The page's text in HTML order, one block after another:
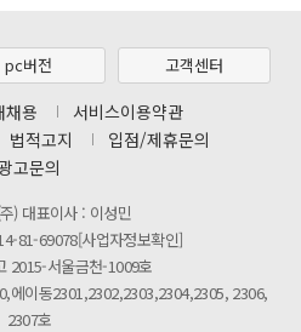
통지서
정책 개편 안내]
pc버전 고객센터
채용
서비스이용약관
법적고지
입점/제휴문의
고문의
) 대표이사 : 이성민
81-69078[사업자정보확인]
2015-서울금천-1009호
에이동2301,2302,2303,2304,2305, 2306,
2307호